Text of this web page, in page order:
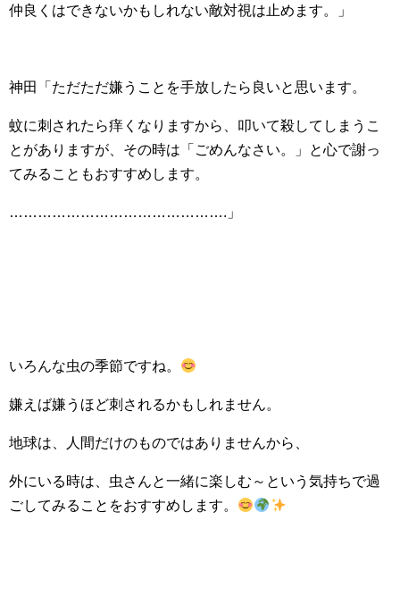
仲良くはできないかもしれない敵対視は止めます。」
神田「ただただ嫌うことを手放したら良いと思います。
蚊に刺されたら痒くなりますから、叩いて殺してしまうこ
とがありますが、その時は「ごめんなさい。」と心で謝っ
てみることもおすすめします。
……………………………………….」
いろんな虫の季節ですね。
嫌えば嫌うほど刺されるかもしれません。
地球は、人間だけのものではありませんから、
外にいる時は、虫さんと一緒に楽しむ～という気持ちで過
ごしてみることをおすすめします。